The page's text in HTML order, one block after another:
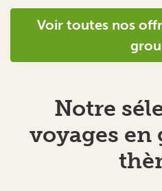
Voir toutes nos
Notre
voyages en